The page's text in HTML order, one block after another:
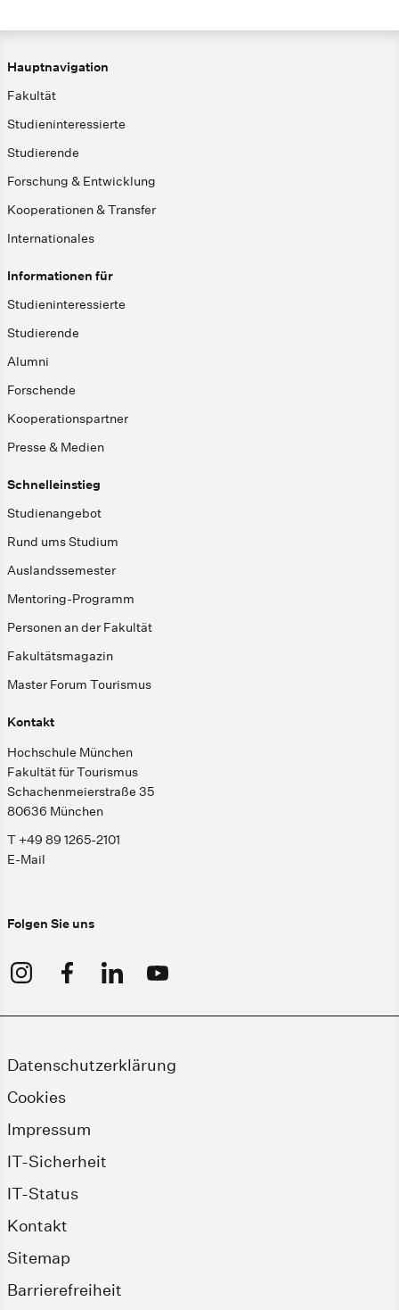
Hauptnavigation
Fakultät
Studieninteressierte
Studierende
Forschung & Entwicklung
Kooperationen & Transfer
Internationales
Informationen für
Studieninteressierte
Studierende
Alumni
Forschende
Kooperationspartner
Presse & Medien
Schnelleinstieg
Studienangebot
Rund ums Studium
Auslandssemester
Mentoring-Programm
Personen an der Fakultät
Fakultätsmagazin
Master Forum Tourismus
Kontakt
Hochschule München
Fakultät für Tourismus
Schachenmeierstraße 35
80636 München
T +49 89 1265-2101
E-Mail
Folgen Sie uns
Datenschutzerklärung
Cookies
Impressum
IT-Sicherheit
IT-Status
Kontakt
Sitemap
Barrierefreiheit